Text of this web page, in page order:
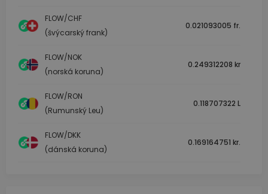
FLOW/CHF
(švýcarský frank)
0.021093005 fr.
FLOW/NOK
(norská koruna)
0.249312208 kr
FLOW/RON
(Rumunský Leu)
0.118707322 L
FLOW/DKK
(dánská koruna)
0.169164751 kr.